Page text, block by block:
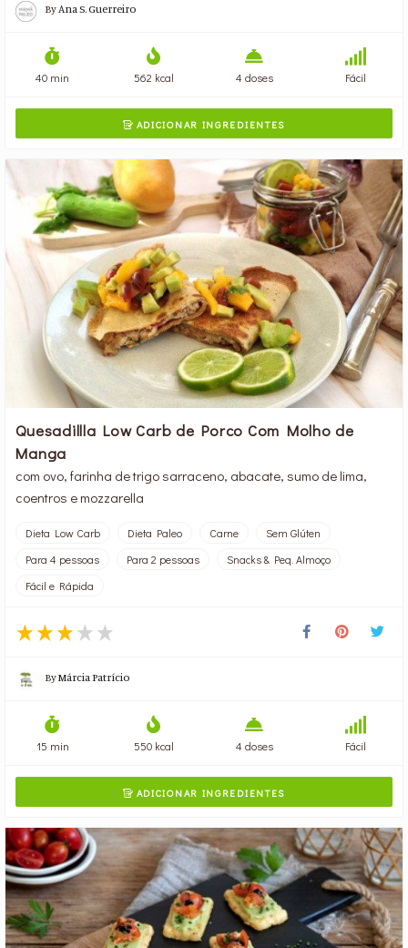
By Ana S. Guerreiro
40 min 562 kcal 4 doses Fácil
ADICIONAR INGREDIENTES
Quesadillla Low Carb de Porco Com Molho de
Manga
com ovo, farinha de trigo sarraceno, abacate, sumo de lima,
coentros e mozzarella
Dieta Low Carb Dieta Paleo Carne
Sem Glúten
Para 4 pessoas
Para 2 pessoas
Snacks & Peq. Almoço
Fácil e Rápida
ByMárcia Patrício
15 min 550 kcal 4 doses Fácil
ADICIONAR INGREDIENTES